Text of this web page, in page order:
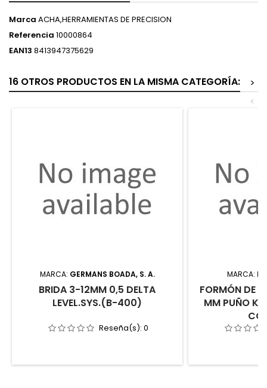
Marca ACHA,HERRAMIENTAS DE PRECISION
Referencia 10000864
EAN13 8413947375629
16 OTROS PRODUCTOS EN LA MISMA CATEGORÍA:
>
<
MARCA: GERMANS BOADA, S. A.
BRIDA 3-12MM 0,5 DELTA
LEVEL.SYS.(B-400)
Reseña(s): 0
MARCA:
FORMÓN DE
MM PUÑO